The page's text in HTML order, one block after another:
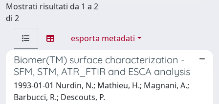
Mostrati risultati da 1 a 2
di 2
esporta metadati
Biomer(TM) surface characterization -
SFM, STM, ATR_FTIR and ESCA analysis
1993-01-01 Nurdin, N.; Mathieu, H.; Magnani, A.;
Barbucci, R.; Descouts, P.